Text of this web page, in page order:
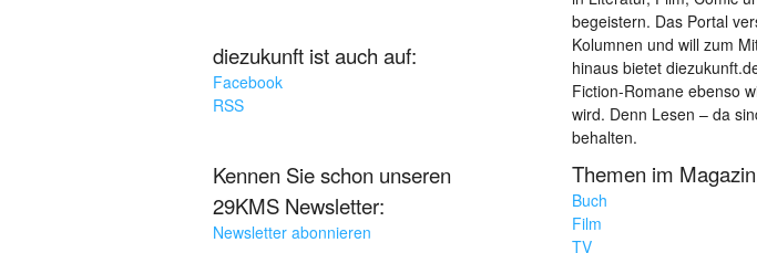
diezukunft ist auch auf:
Facebook
RSS
Kennen Sie schon unseren
29KMS Newsletter:
Newsletter abonnieren
begeistern. Das Portal
Kolumnen und will zum
hinaus bietet
Fiction-Romane ebenso
wird. Denn Lesen – da
behalten.
Themen im
Buch
Film
TV